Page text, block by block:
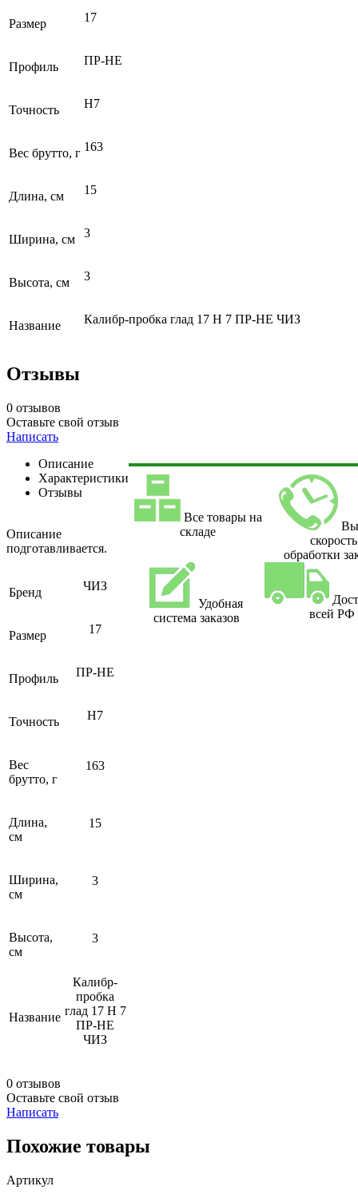
Размер 17
Профиль ПР-НЕ
Точность H7
Вес брутто, г 163
Длина, см 15
Ширина, см 3
Высота, см 3
Название Калибр-пробка глад 17 Н 7 ПР-НЕ ЧИЗ
Отзывы
0 отзывов
Оставьте свой отзыв
Написать
Описание
Характеристики
Отзывы
Описание
подготавливается.
Бренд ЧИЗ
Размер 17
Профиль ПР-НЕ
Точность H7
Вес
брутто, г
163
Длина,
см
15
Ширина,
см
3
Высота,
см
3
Название
Калибр-
пробка
глад 17 Н 7
ПР-НЕ
ЧИЗ
0 отзывов
Оставьте свой отзыв
Написать
Все товары на
складе
скорость
обработки
Удобная
система заказов
всей РФ
Похожие товары
Артикул